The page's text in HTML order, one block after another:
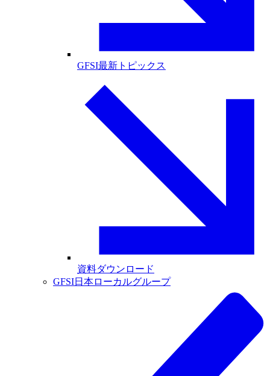
GFSI最新トピックス
資料ダウンロード
GFSI日本ローカルグループ